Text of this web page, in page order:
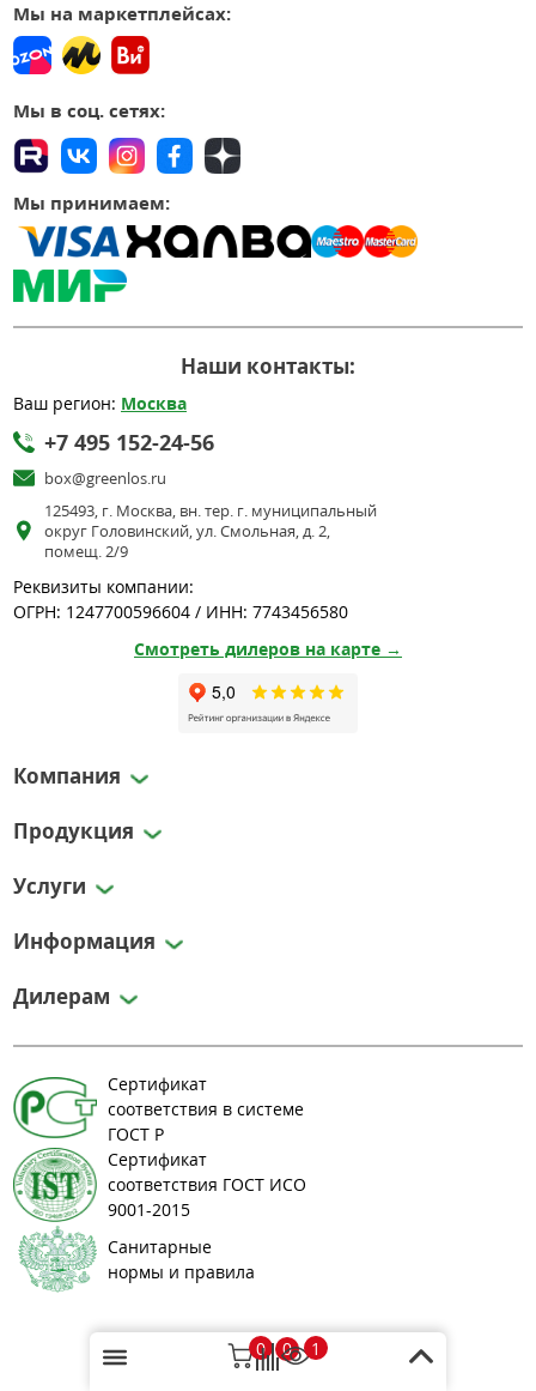
0 0 1
Мы на маркетплейсах:
Мы в соц. сетях:
Мы принимаем:
Наши контакты:
Ваш регион: Москва
+7 495 152-24-56
box@greenlos.ru
125493, г. Москва, вн. тер. г. муниципальный
округ Головинский, ул. Смольная, д. 2,
помещ. 2/9
Реквизиты компании:
ОГРН: 1247700596604 / ИНН: 7743456580
Смотреть дилеров на карте →
Компания
Продукция
Услуги
Информация
Дилерам
Сертификат
соответствия в системе
ГОСТ Р
Сертификат
соответствия ГОСТ ИСО
9001-2015
Санитарные
нормы и правила
© 2008-2026 greenlos.ru